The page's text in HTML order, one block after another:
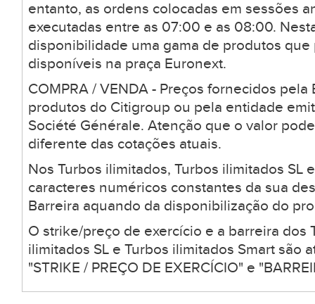
entanto, as ordens colocadas em sessões
executadas entre as 07:00 e as 08:00.
disponibilidade uma gama de produtos
disponíveis na praça Euronext.
COMPRA / VENDA - Preços fornecidos
produtos do Citigroup ou pela entidade
Société Générale. Atenção que o valor
diferente das cotações atuais.
Nos Turbos ilimitados, Turbos ilimitados SL
caracteres numéricos constantes da sua
Barreira aquando da disponibilização do
O strike/preço de exercício e a barreira dos
ilimitados SL e Turbos ilimitados Smart são
"STRIKE / PREÇO DE EXERCÍCIO" e